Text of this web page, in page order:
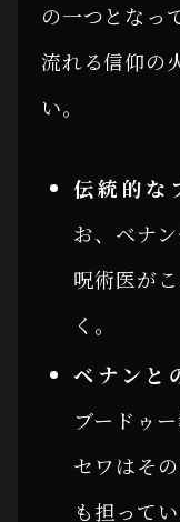
の一つとなっ
流れる信仰の
い。
伝統的な
お、ベナ
呪術医が
く。
ベナンと
ブードゥ
セワはそ
も担ってい